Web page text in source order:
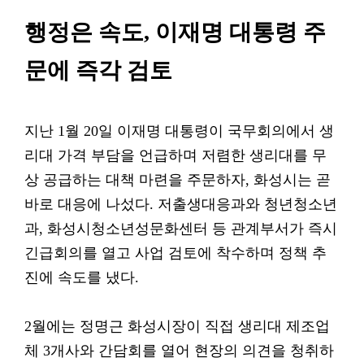
행정은 속도, 이재명 대통령 주
문에 즉각 검토
지난 1월 20일 이재명 대통령이 국무회의에서 생
리대 가격 부담을 언급하며 저렴한 생리대를 무
상 공급하는 대책 마련을 주문하자, 화성시는 곧
바로 대응에 나섰다. 저출생대응과와 청년청소년
과, 화성시청소년성문화센터 등 관계부서가 즉시
긴급회의를 열고 사업 검토에 착수하며 정책 추
진에 속도를 냈다.
2월에는 정명근 화성시장이 직접 생리대 제조업
체 3개사와 간담회를 열어 현장의 의견을 청취하